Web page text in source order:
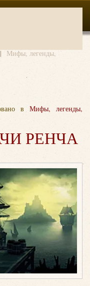
Мифы, легенды,
в Мифы, легенды,
РЕНЧА